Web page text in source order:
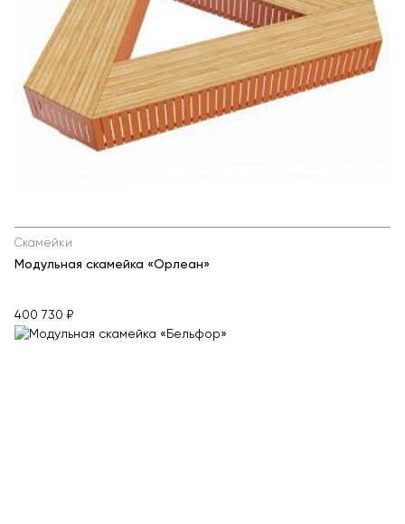
Скамейки
Модульная скамейка «Орлеан»
400 730 ₽